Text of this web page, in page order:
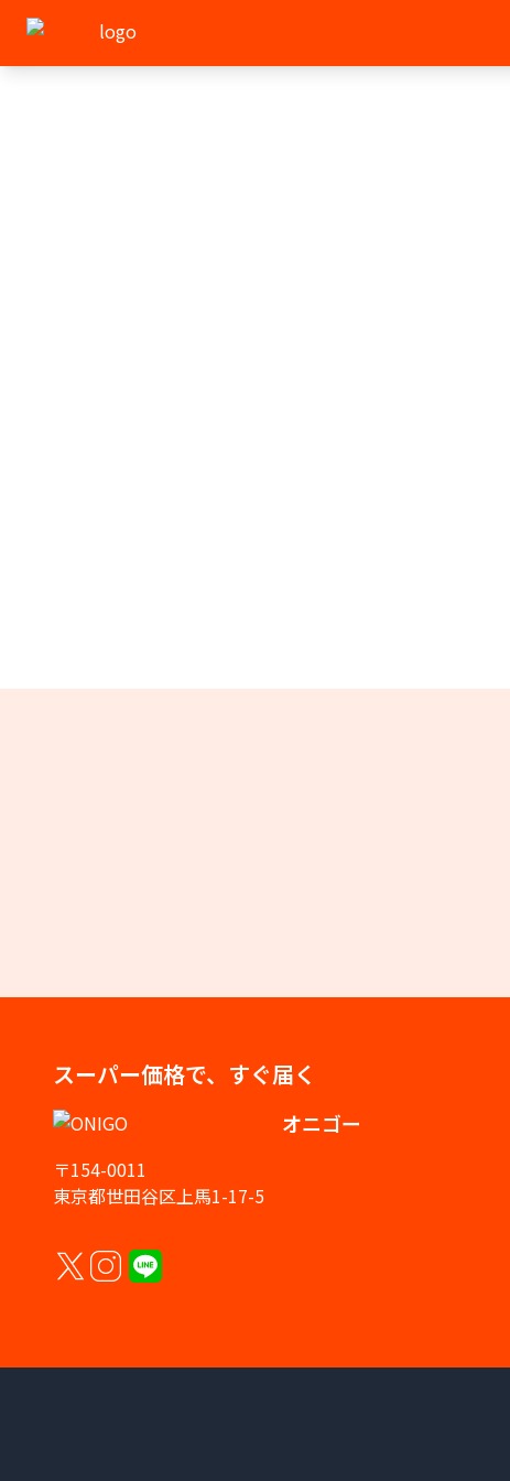
スーパー価格で、すぐ届く
オニゴー
〒154-0011
東京都世田谷区上馬1-17-5